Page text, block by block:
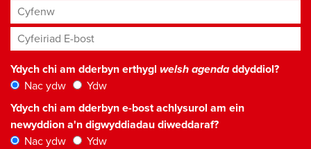
Cyfenw
Cyfeiriad E-bost*
Ydych chi am dderbyn erthygl welsh agendaddyddiol?
Nac ydw
Ydw
Ydych chi am dderbyn e-bost achlysurol am ein
newyddion a'n digwyddiadau diweddaraf?
Nac ydw
Ydw